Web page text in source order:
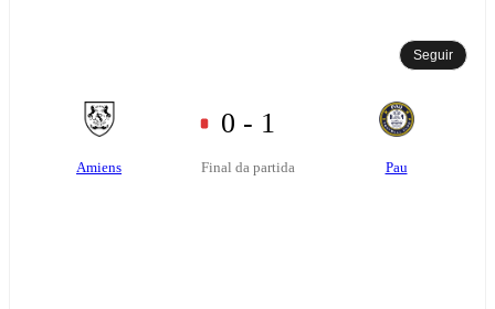
Seguir
Amiens
0 - 1
Final da partida Pau